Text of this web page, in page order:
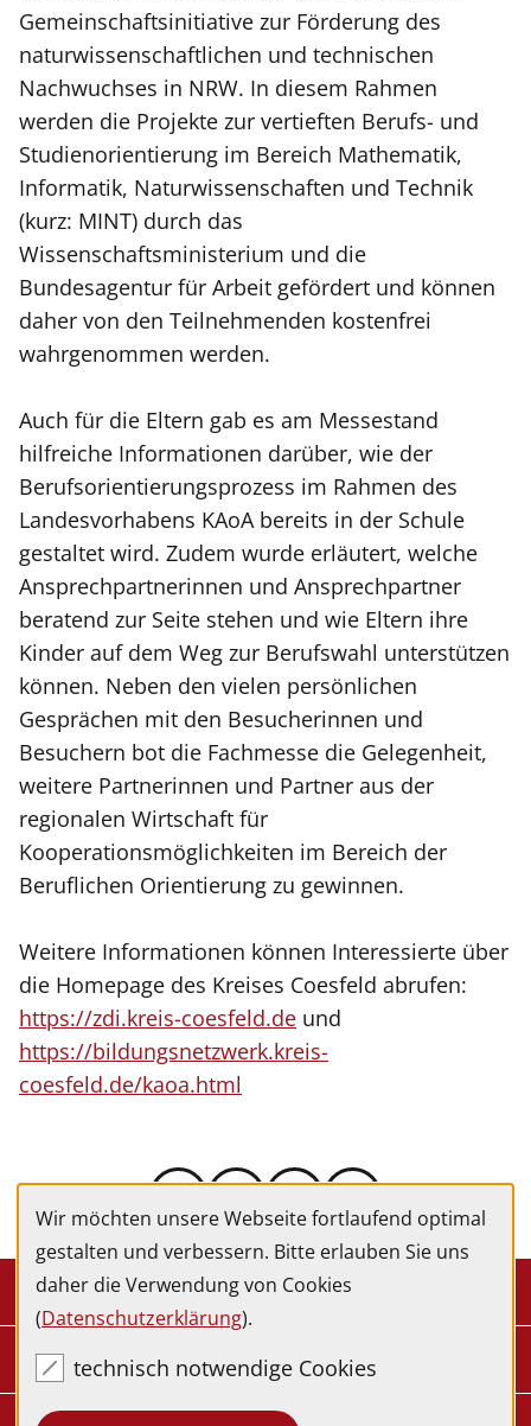
Gemeinschaftsinitiative zur Förderung des
naturwissenschaftlichen und technischen
Nachwuchses in NRW. In diesem Rahmen
werden die Projekte zur vertieften Berufs- und
Studienorientierung im Bereich Mathematik,
Informatik, Naturwissenschaften und Technik
(kurz: MINT) durch das
Wissenschaftsministerium und die
Bundesagentur für Arbeit gefördert und können
daher von den Teilnehmenden kostenfrei
wahrgenommen werden.
Auch für die Eltern gab es am Messestand
hilfreiche Informationen darüber, wie der
Berufsorientierungsprozess im Rahmen des
Landesvorhabens KAoA bereits in der Schule
gestaltet wird. Zudem wurde erläutert, welche
Ansprechpartnerinnen und Ansprechpartner
beratend zur Seite stehen und wie Eltern ihre
Kinder auf dem Weg zur Berufswahl unterstützen
können. Neben den vielen persönlichen
Gesprächen mit den Besucherinnen und
Besuchern bot die Fachmesse die Gelegenheit,
weitere Partnerinnen und Partner aus der
regionalen Wirtschaft für
Kooperationsmöglichkeiten im Bereich der
Beruflichen Orientierung zu gewinnen.
Weitere Informationen können Interessierte über
die Homepage des Kreises Coesfeld abrufen:
https://zdi.kreis-coesfeld.de und
https://bildungsnetzwerk.kreis-
coesfeld.de/kaoa.html
Kontakt
Service
Wir möchten unsere Webseite fortlaufend optimal
gestalten und verbessern. Bitte erlauben Sie uns
daher die Verwendung von Cookies
(Datenschutzerklärung).
technisch notwendige Cookies